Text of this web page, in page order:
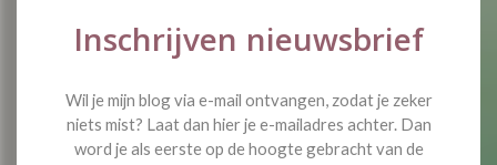
Inschrijven nieuwsbrief
Wil je mijn blog via e-mail ontvangen, zodat je zeker
niets mist? Laat dan hier je e-mailadres achter. Dan
word je als eerste op de hoogte gebracht van de